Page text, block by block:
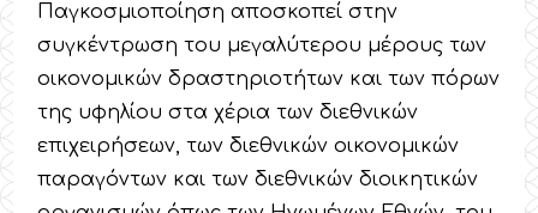
Παγκοσμιοποίηση αποσκοπεί στην
συγκέντρωση του μεγαλύτερου μέρους των
οικονομικών δραστηριοτήτων και των πόρων
της υφηλίου στα χέρια των διεθνικών
επιχειρήσεων, των διεθνικών οικονομικών
παραγόντων και των διεθνικών διοικητικών